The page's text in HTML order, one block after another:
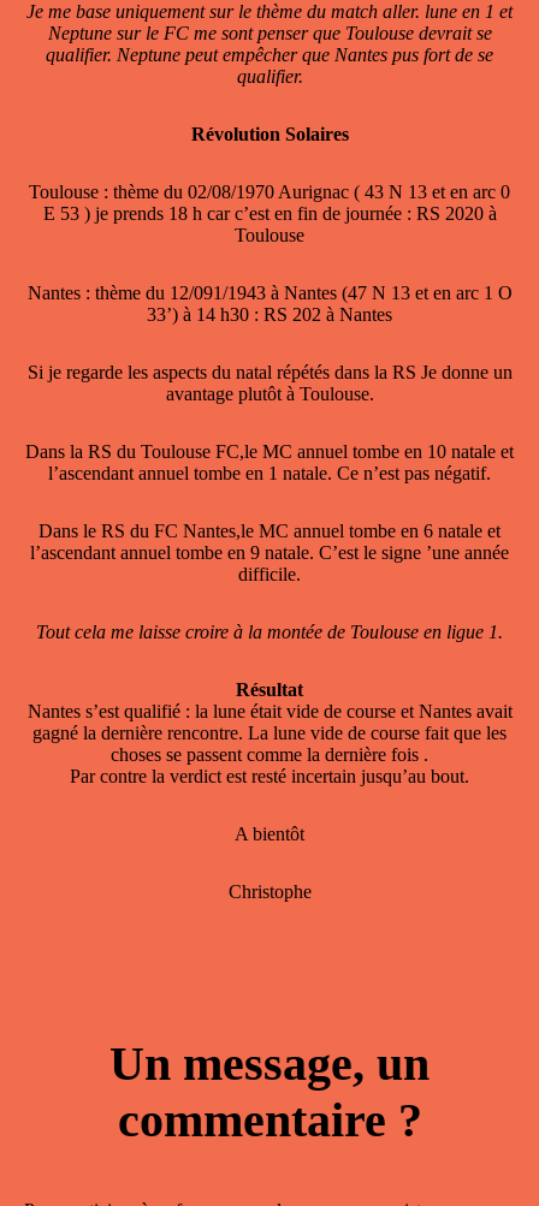
Je me base uniquement sur le thème du match aller. lune en 1 et
Neptune sur le FC me sont penser que Toulouse devrait se
qualifier. Neptune peut empêcher que Nantes pus fort de se
qualifier.
Révolution Solaires
Toulouse : thème du 02/08/1970 Aurignac ( 43 N 13 et en arc 0
E 53 ) je prends 18 h car c’est en fin de journée : RS 2020 à
Toulouse
Nantes : thème du 12/091/1943 à Nantes (47 N 13 et en arc 1 O
33’) à 14 h30 : RS 202 à Nantes
Si je regarde les aspects du natal répétés dans la RS Je donne un
avantage plutôt à Toulouse.
Dans la RS du Toulouse FC,le MC annuel tombe en 10 natale et
l’ascendant annuel tombe en 1 natale. Ce n’est pas négatif.
Dans le RS du FC Nantes,le MC annuel tombe en 6 natale et
l’ascendant annuel tombe en 9 natale. C’est le signe ’une année
difficile.
Tout cela me laisse croire à la montée de Toulouse en ligue 1.
Résultat
Nantes s’est qualifié : la lune était vide de course et Nantes avait
gagné la dernière rencontre. La lune vide de course fait que les
choses se passent comme la dernière fois .
Par contre la verdict est resté incertain jusqu’au bout.
A bientôt
Christophe
Un message, un
commentaire ?